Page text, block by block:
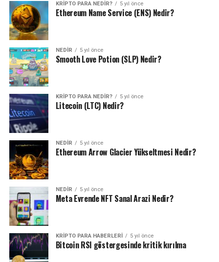
KRIPTO PARA NEDIR? 5 yıl önce
Ethereum Name Service (ENS) Nedir?
NEDIR 5 yıl önce
Smooth Love Potion (SLP) Nedir?
KRIPTO PARA NEDIR? 5 yıl önce
Litecoin (LTC) Nedir?
NEDIR 5 yıl önce
Ethereum Arrow Glacier Yükseltmesi Nedir?
NEDIR 5 yıl önce
Meta Evrende NFT Sanal Arazi Nedir?
KRIPTO PARA HABERLERI 5 yıl önce
Bitcoin RSI göstergesinde kritik kırılma